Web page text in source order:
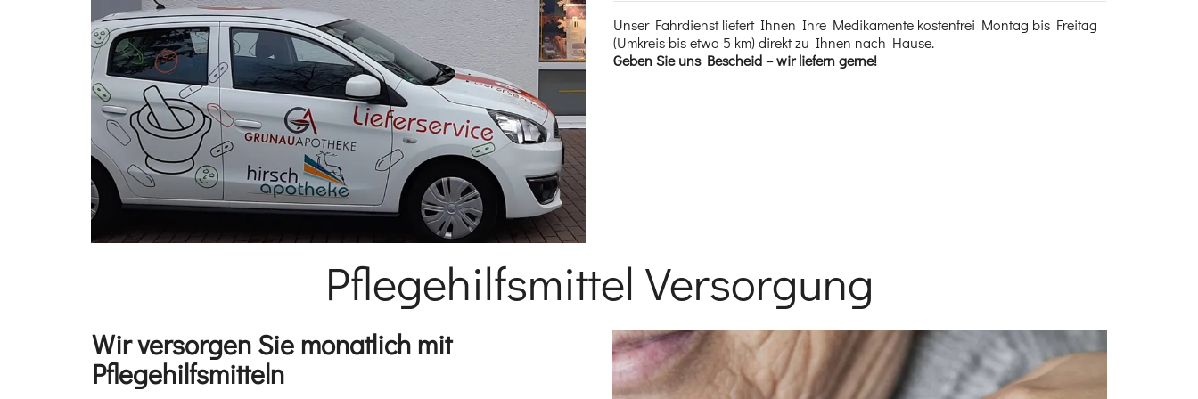
Unser Fahrdienst liefert Ihnen Ihre Medikamente kostenfrei Montag bis Freitag
(Umkreis bis etwa 5 km) direkt zu Ihnen nach Hause.
Geben Sie uns Bescheid – wir liefern gerne!
Einleitung
Pflegehilfsmittel Versorgung
Wir versorgen Sie monatlich mit
Pflegehilfsmitteln